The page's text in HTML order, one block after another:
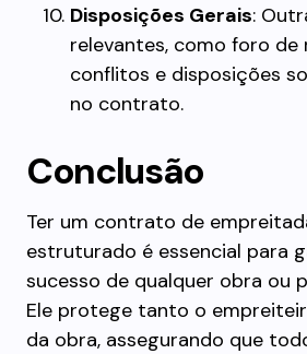
Disposições Gerais:
relevantes, como foro de
conflitos e disposições
no contrato.
Conclusão
Ter um contrato de
estruturado é essencial para
sucesso de qualquer obra ou
Ele protege tanto o
da obra, assegurando que